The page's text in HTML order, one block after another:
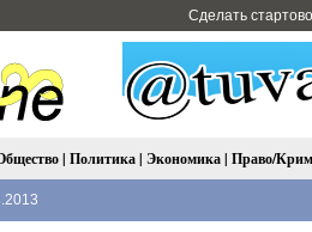
Сделать
| Политика| Экономика| Право/